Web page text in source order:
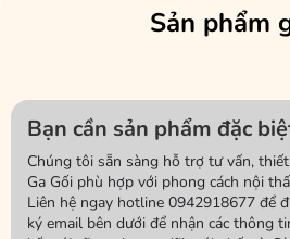
Sản phẩm
Bạn cần sản phẩm đặc
Chúng tôi sẵn sàng hỗ trợ tư vấn,
Ga Gối phù hợp với phong cách nội
Liên hệ ngay hotline 0942918677 để
ký email bên dưới để nhận các thông